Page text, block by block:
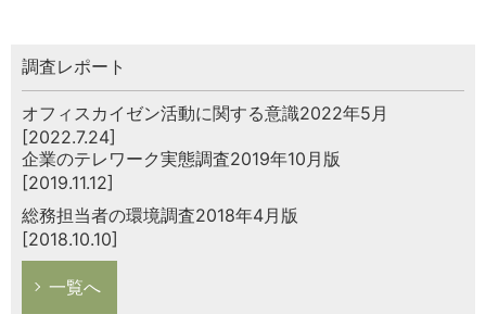
調査レポート
オフィスカイゼン活動に関する意識2022年5月
[2022.7.24]
企業のテレワーク実態調査2019年10月版
[2019.11.12]
総務担当者の環境調査2018年4月版
[2018.10.10]
一覧へ